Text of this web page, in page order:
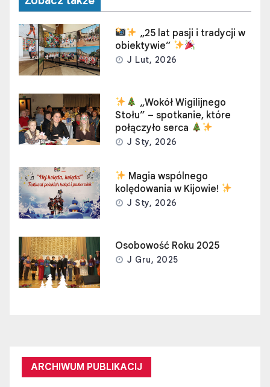
„25 lat pasji i tradycji w
obiektywie”
J Lut, 2026
„Wokół Wigilijnego
Stołu” – spotkanie, które
połączyło serca
J Sty, 2026
Magia wspólnego
kolędowania w Kijowie!
J Sty, 2026
Osobowość Roku 2025
J Gru, 2025
ARCHIWUM PUBLIKACIJ